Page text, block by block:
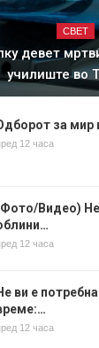
СВЕТ
девет
училиште во
за мир
12 часа
Видео)
12 часа
ви е
12 часа